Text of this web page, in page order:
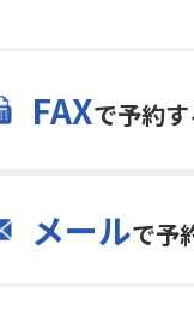
FAXで予約
メールで予